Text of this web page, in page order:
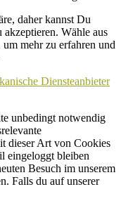
daher kannst Du
akzeptieren. Wähle aus
mehr zu erfahren und
Diensteanbieter
unbedingt notwendig
dieser Art von Cookies
eingeloggt bleiben
Besuch im unserem
Falls du auf unserer